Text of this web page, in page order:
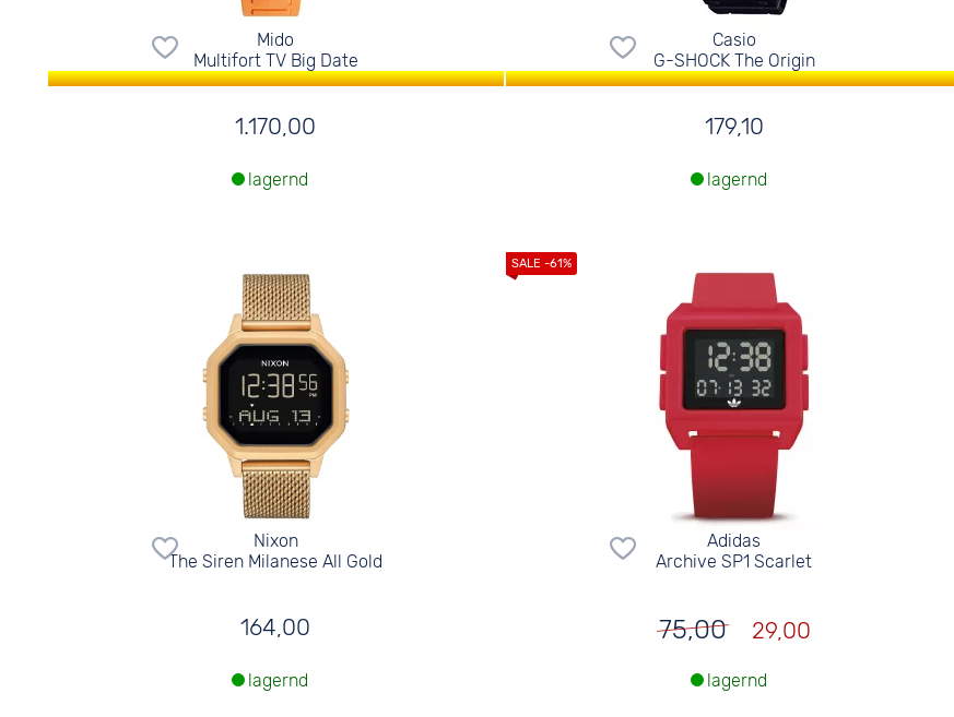
Mido
Multifort TV Big Date
1.170,00
lagernd
Casio
G-SHOCK The Origin
179,10
lagernd
Nixon
The Siren Milanese All Gold
164,00
lagernd
Adidas
Archive SP1 Scarlet
75,00 29,00
lagernd